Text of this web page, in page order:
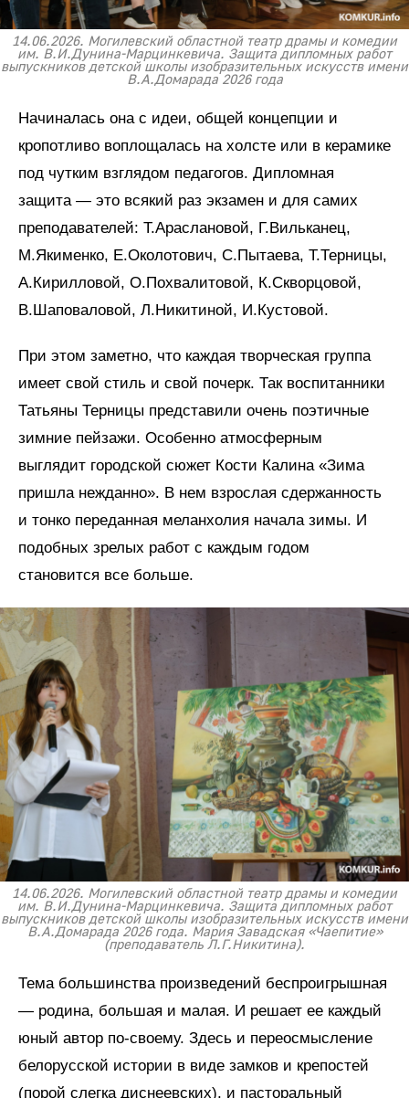
14.06.2026. Могилевский областной театр драмы и комедии
им. В.И.Дунина-Марцинкевича. Защита дипломных работ
выпускников детской школы изобразительных искусств имени
В.А.Домарада 2026 года
Начиналась она с идеи, общей концепции и
кропотливо воплощалась на холсте или в керамике
под чутким взглядом педагогов. Дипломная
защита — это всякий раз экзамен и для самих
преподавателей: Т.Араслановой, Г.Вильканец,
М.Якименко, Е.Околотович, С.Пытаева, Т.Терницы,
А.Кирилловой, О.Похвалитовой, К.Скворцовой,
В.Шаповаловой, Л.Никитиной, И.Кустовой.
При этом заметно, что каждая творческая группа
имеет свой стиль и свой почерк. Так воспитанники
Татьяны Терницы представили очень поэтичные
зимние пейзажи. Особенно атмосферным
выглядит городской сюжет Кости Калина «Зима
пришла нежданно». В нем взрослая сдержанность
и тонко переданная меланхолия начала зимы. И
подобных зрелых работ с каждым годом
становится все больше.
14.06.2026. Могилевский областной театр драмы и комедии
им. В.И.Дунина-Марцинкевича. Защита дипломных работ
выпускников детской школы изобразительных искусств имени
В.А.Домарада 2026 года. Мария Завадская «Чаепитие»
(преподаватель Л.Г.Никитина).
Тема большинства произведений беспроигрышная
— родина, большая и малая. И решает ее каждый
юный автор по-своему. Здесь и переосмысление
белорусской истории в виде замков и крепостей
(порой слегка диснеевских), и пасторальный